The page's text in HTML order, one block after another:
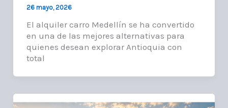
26 mayo, 2026
El alquiler carro Medellín se ha convertido
en una de las mejores alternativas para
quienes desean explorar Antioquia con
total